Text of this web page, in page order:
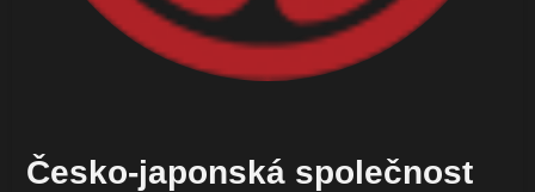
Česko-japonská společnost